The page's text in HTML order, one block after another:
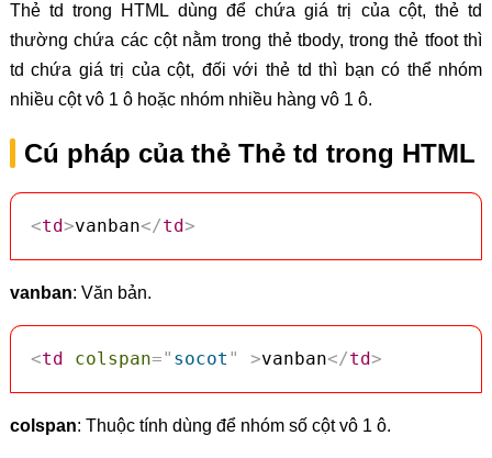
Thẻ td trong HTML dùng để chứa giá trị của cột, thẻ td
thường chứa các cột nằm trong thẻ tbody, trong thẻ tfoot thì
td chứa giá trị của cột, đối với thẻ td thì bạn có thể nhóm
nhiều cột vô 1 ô hoặc nhóm nhiều hàng vô 1 ô.
Cú pháp của thẻ Thẻ td trong HTML
<td>vanban</td>
vanban: Văn bản.
<td colspan=" socot " >vanban</td>
colspan: Thuộc tính dùng để nhóm số cột vô 1 ô.